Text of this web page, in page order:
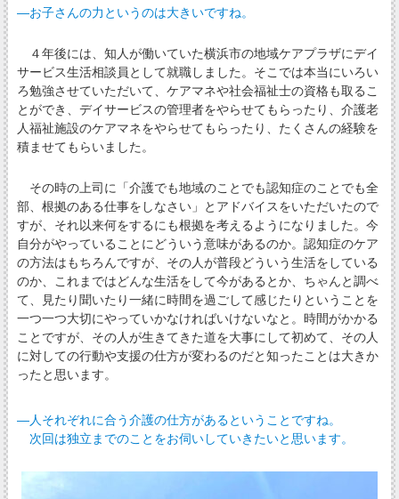
―お子さんの力というのは大きいですね。
４年後には、知人が働いていた横浜市の地域ケアプラザにデイ
サービス生活相談員として就職しました。そこでは本当にいろい
ろ勉強させていただいて、ケアマネや社会福祉士の資格も取るこ
とができ、デイサービスの管理者をやらせてもらったり、介護老
人福祉施設のケアマネをやらせてもらったり、たくさんの経験を
積ませてもらいました。
その時の上司に「介護でも地域のことでも認知症のことでも全
部、根拠のある仕事をしなさい」とアドバイスをいただいたので
すが、それ以来何をするにも根拠を考えるようになりました。今
自分がやっていることにどういう意味があるのか。認知症のケア
の方法はもちろんですが、その人が普段どういう生活をしている
のか、これまではどんな生活をして今があるとか、ちゃんと調べ
て、見たり聞いたり一緒に時間を過ごして感じたりということを
一つ一つ大切にやっていかなければいけないなと。時間がかかる
ことですが、その人が生きてきた道を大事にして初めて、その人
に対しての行動や支援の仕方が変わるのだと知ったことは大きか
ったと思います。
―人それぞれに合う介護の仕方があるということですね。
次回は独立までのことをお伺いしていきたいと思います。